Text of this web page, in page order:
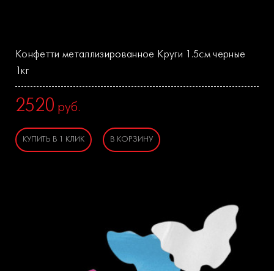
Конфетти металлизированное Круги 1.5см черные
1кг
2520 руб.
КУПИТЬ В 1 КЛИК В КОРЗИНУ